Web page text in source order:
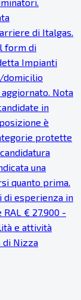
di Italgas.
form di
Impianti
domicilio
Nota
in
è
protette
una
quanto prima.
di esperienza in
€ 27.900 -
e attività
di Nizza